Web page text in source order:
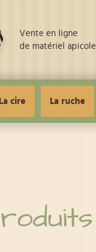
Vente en ligne
de matériel apicole
La cire La ruche